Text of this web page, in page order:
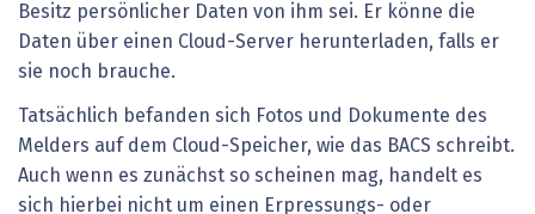
Besitz persönlicher Daten von ihm sei. Er könne die
Daten über einen Cloud-Server herunterladen, falls er
sie noch brauche.
Tatsächlich befanden sich Fotos und Dokumente des
Melders auf dem Cloud-Speicher, wie das BACS schreibt.
Auch wenn es zunächst so scheinen mag, handelt es
sich hierbei nicht um einen Erpressungs- oder